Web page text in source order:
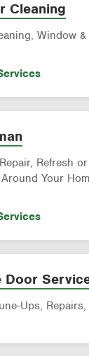
Cleaning
Window
Refresh
Your
Door
Ups,